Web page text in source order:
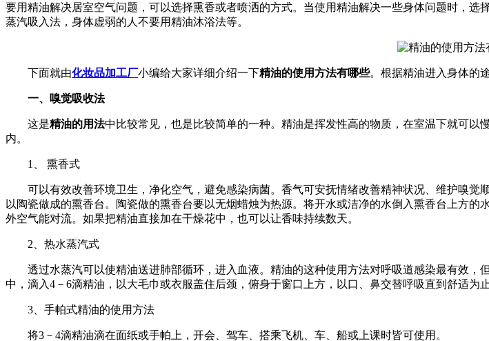
要用精油解决居室空气问题，可以选择熏香或者喷洒的方式。当使用精油解决一些身体问题时，选
蒸汽吸入法，身体虚弱的人不要用精油沐浴法等。
下面就由化妆品加工厂小编给大家详细介绍一下精油的使用方法有哪些。根据精油进入身体的
一、嗅觉吸收法
这是精油的用法中比较常见，也是比较简单的一种。精油是挥发性高的物质，在室温下就可
内。
1、 熏香式
可以有效改善环境卫生，净化空气，避免感染病菌。香气可安抚情绪改善精神状况、维护嗅觉
以陶瓷做成的熏香台。陶瓷做的熏香台要以无烟蜡烛为热源。将开水或洁净的水倒入熏香台上方
外空气能对流。如果把精油直接加在干燥花中，也可以让香味持续数天。
2、热水蒸汽式
透过水蒸汽可以使精油送进肺部循环，进入血液。精油的这种使用方法对呼吸道感染最有效，
中，滴入4－6滴精油，以大毛巾或衣服盖住后颈，俯身于窗口上方，以口、鼻交替呼吸直到舒适
3、手帕式精油的使用方法
将3－4滴精油滴在面纸或手帕上，开会、驾车、搭乘飞机、车、船或上课时皆可使用。